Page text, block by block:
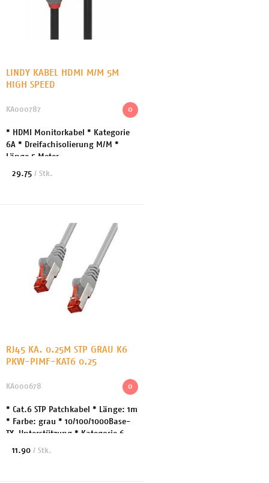
LINDY KABEL HDMI M/M 5M
HIGH SPEED
0
KA000787
* HDMI Monitorkabel * Kategorie
6A * Dreifachisolierung M/M *
Länge 5 Meter
29.75 / Stk.
RJ45 KA. 0.25M STP GRAU K6
PKW-PIMF-KAT6 0.25
0
KA000678
* Cat.6 STP Patchkabel * Länge: 1m
* Farbe: grau * 10/100/1000Base-
TX-Unterstützung * Kategorie 6,
26AWG, Gigabit kompatibel *
11.90 / Stk.